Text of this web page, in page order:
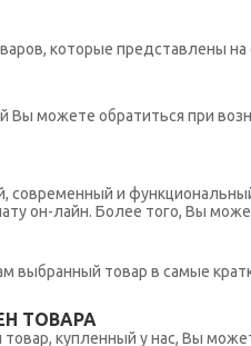
которые представлены
Вы можете обратиться при
современный и
он-лайн. Более того, Вы
выбранный товар в самые
ТОВАРА
купленный у нас, Вы